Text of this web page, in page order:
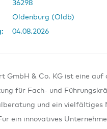
36298
Oldenburg (Oldb)
04.08.2026
GmbH & Co. KG ist eine
für Fach- und
und ein vielfältiges
ein innovatives